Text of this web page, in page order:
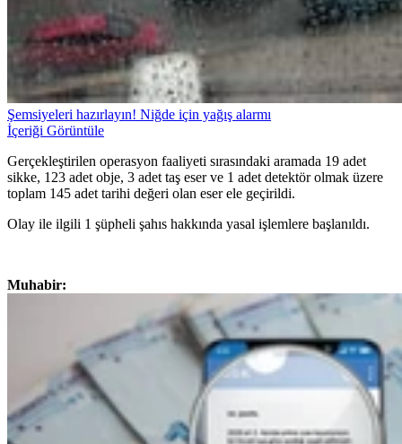
Şemsiyeleri hazırlayın! Niğde için yağış alarmı
İçeriği Görüntüle
Gerçekleştirilen operasyon faaliyeti sırasındaki aramada 19 adet
sikke, 123 adet obje, 3 adet taş eser ve 1 adet detektör olmak üzere
toplam 145 adet tarihi değeri olan eser ele geçirildi.
Olay ile ilgili 1 şüpheli şahıs hakkında yasal işlemlere başlanıldı.
Muhabir: